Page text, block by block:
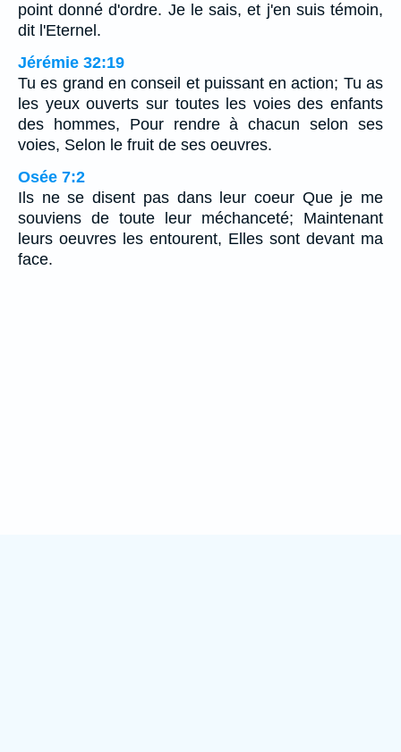
point donné d'ordre. Je le sais, et j'en suis témoin,
dit l'Eternel.
Jérémie 32:19
Tu es grand en conseil et puissant en action; Tu as
les yeux ouverts sur toutes les voies des enfants
des hommes, Pour rendre à chacun selon ses
voies, Selon le fruit de ses oeuvres.
Osée 7:2
Ils ne se disent pas dans leur coeur Que je me
souviens de toute leur méchanceté; Maintenant
leurs oeuvres les entourent, Elles sont devant ma
face.